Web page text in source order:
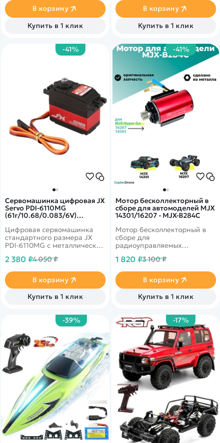
15-20 минут, светодиодные
фары. Скорость 10 км/ч.
Классические фары
В корзину
Купить в 1 клик
В корзину
Купить в 1 клик
-41%
Сервомашинка цифровая JX
Servo PDI-6110MG
(61г/10.68/0.083/6V)
Цифровая сервомашинка
стандартного размера JX
PDI-6110MG с металлическим
центральной частью корпуса
Вес: 61 г, усилие на валу:
8.95 кг/см (4.8V), 10.68 кг/см
(6.0V), скорость: 0.105 с/60°
(4.8V), скорость: 0.083 с/60°
2 380 ₽4 050 ₽
В корзину
Купить в 1 клик
-41%
Мотор бесколлекторный в
сборе для автомоделей MJX
14301/16207 - MJX-B284C
Мотор бесколлекторный в
сборе для
радиоуправляемых
14301 масштаба 1/14, Hyper
1 820 ₽3 100 ₽
В корзину
Купить в 1 клик
-39% -17%